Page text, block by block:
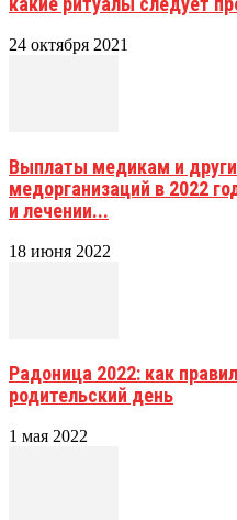
24 октября 2021
Выплаты медикам и
медорганизаций в 2022
и лечении...
18 июня 2022
Радоница 2022: как
родительский день
1 мая 2022